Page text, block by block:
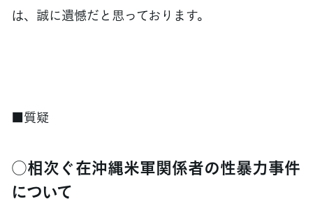
は、誠に遺憾だと思っております。
■質疑
○相次ぐ在沖縄米軍関係者の性暴力事件
について